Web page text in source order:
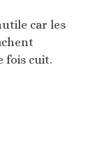
car les
fois cuit.